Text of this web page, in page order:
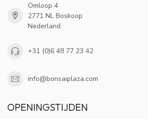
Omloop 4
2771 NL Boskoop
Nederland
+31 (0)6 48 77 23 42
info@bonsaiplaza.com
OPENINGSTIJDEN